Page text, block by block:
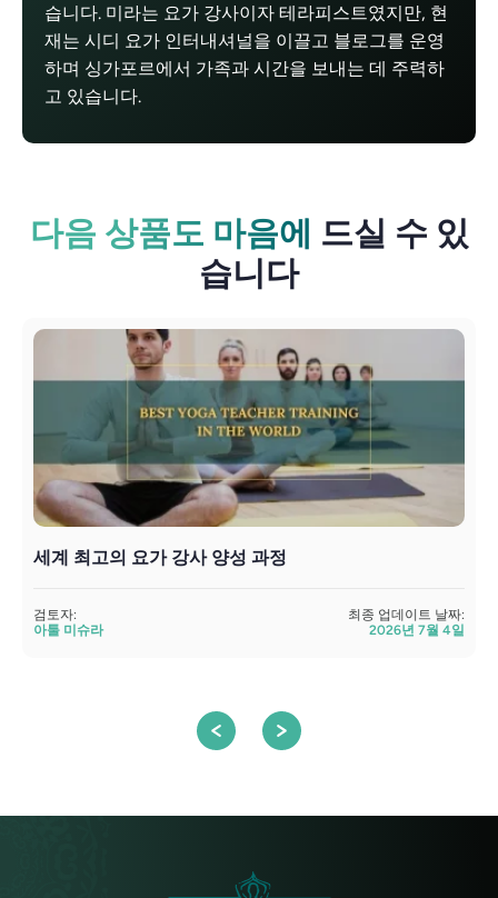
습니다. 미라는 요가 강사이자 테라피스트였지만, 현
재는 시디 요가 인터내셔널을 이끌고 블로그를 운영
하며 싱가포르에서 가족과 시간을 보내는 데 주력하
고 있습니다.
다음 상품도 마음에 드실 수 있
습니다
세계 최고의 요가 강사 양성 과정
검토자:
아툴 미슈라
최종 업데이트 날짜:
2026년 7월 4일